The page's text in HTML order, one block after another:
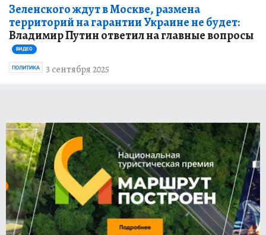
Зеленского ждут в Москве, размена
территорий на гарантии Украине не будет:
Владимир Путин ответил на главные вопросы
ВИДЕО
3 сентября 2025
ПОЛИТИКА